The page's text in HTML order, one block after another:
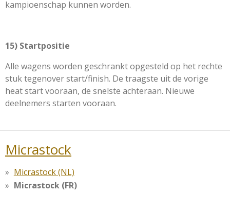
kampioenschap kunnen worden.
15) Startpositie
Alle wagens worden geschrankt opgesteld op het rechte
stuk tegenover start/finish. De traagste uit de vorige
heat start vooraan, de snelste achteraan. Nieuwe
deelnemers starten vooraan.
Micrastock
Micrastock (NL)
Micrastock (FR)